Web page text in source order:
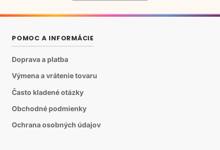
POMOC A INFORMÁCIE
Doprava a platba
Výmena a vrátenie tovaru
Často kladené otázky
Obchodné podmienky
Ochrana osobných údajov